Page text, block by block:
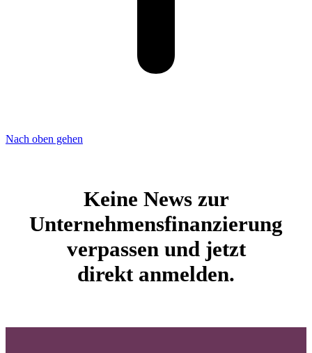
Nach oben gehen
Keine News zur
Unternehmensfinanzierung
verpassen und jetzt
direkt anmelden.